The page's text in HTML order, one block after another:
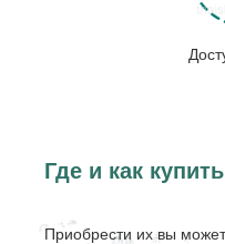
Где и как
Приобрести их вы